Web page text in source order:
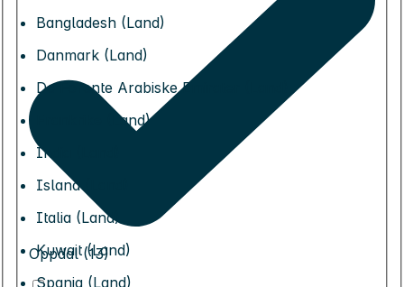
Bangladesh (Land)
Danmark (Land)
De Forente Arabiske Emirater (Land)
Frankrike (Land)
India (Land)
Island (Land)
Italia (Land)
Kuwait (Land)
Spania (Land)
Oppdal (13)